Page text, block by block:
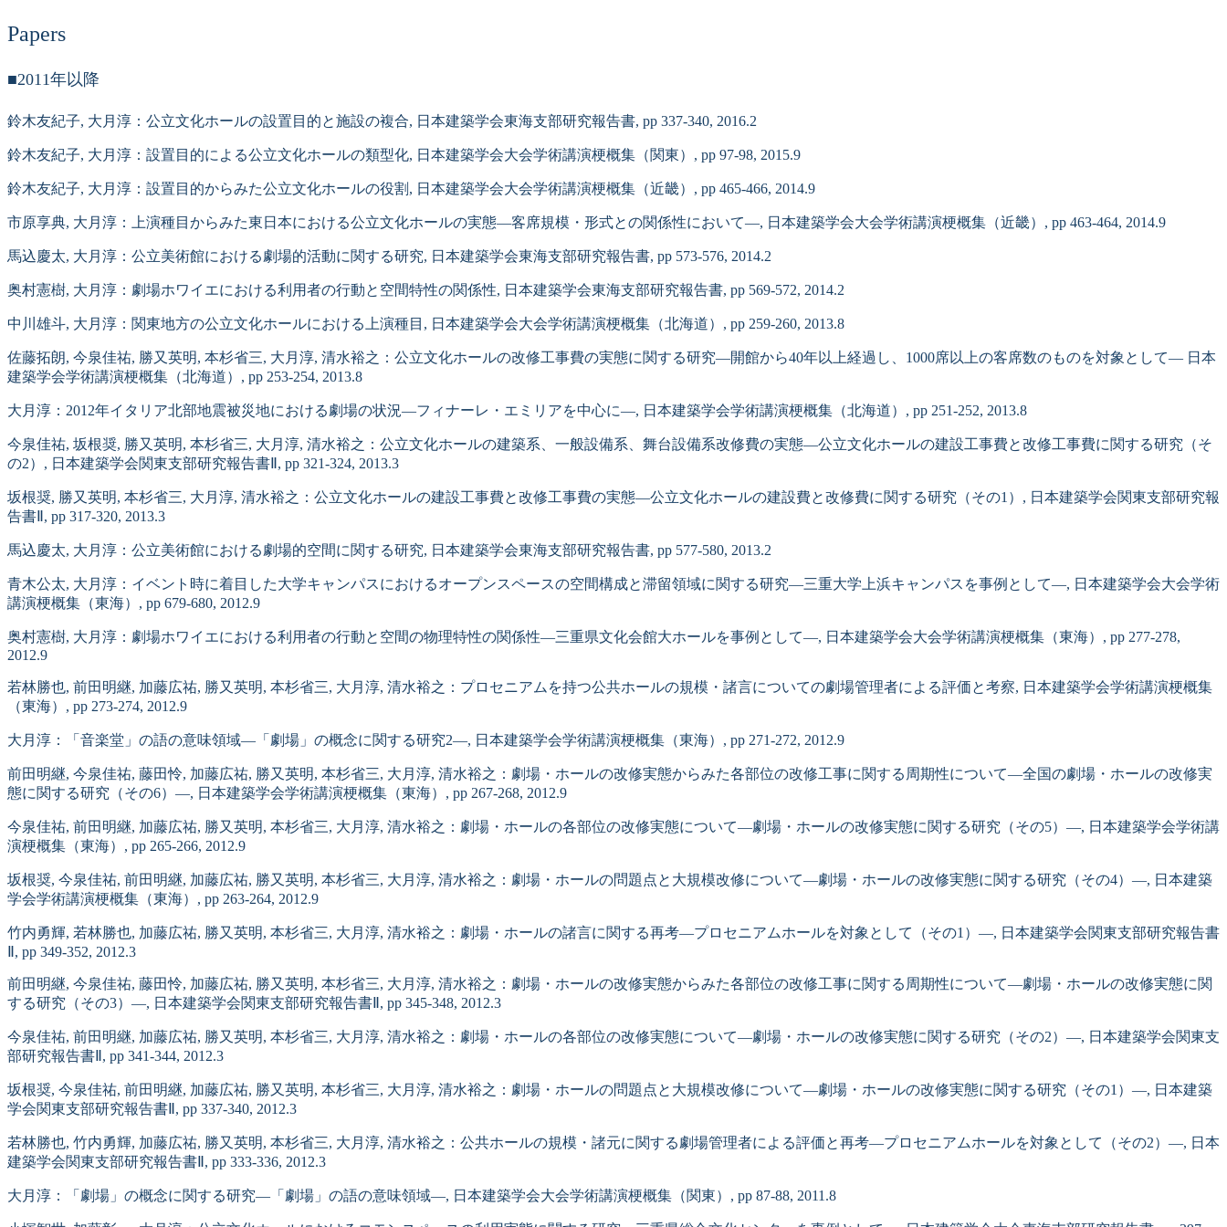
Papers
■2011年以降
鈴木友紀子, 大月淳：公立文化ホールの設置目的と施設の複合, 日本建築学会東海支部研究報告書, pp 337-340, 2016.2
鈴木友紀子, 大月淳：設置目的による公立文化ホールの類型化, 日本建築学会大会学術講演梗概集（関東）, pp 97-98, 2015.9
鈴木友紀子, 大月淳：設置目的からみた公立文化ホールの役割, 日本建築学会大会学術講演梗概集（近畿）, pp 465-466, 2014.9
市原享典, 大月淳：上演種目からみた東日本における公立文化ホールの実態―客席規模・形式との関係性において―, 日本建築学会大会学術講演梗概集（近畿）, pp 463-464, 2014.9
馬込慶太, 大月淳：公立美術館における劇場的活動に関する研究, 日本建築学会東海支部研究報告書, pp 573-576, 2014.2
奥村憲樹, 大月淳：劇場ホワイエにおける利用者の行動と空間特性の関係性, 日本建築学会東海支部研究報告書, pp 569-572, 2014.2
中川雄斗, 大月淳：関東地方の公立文化ホールにおける上演種目, 日本建築学会大会学術講演梗概集（北海道）, pp 259-260, 2013.8
佐藤拓朗, 今泉佳祐, 勝又英明, 本杉省三, 大月淳, 清水裕之：公立文化ホールの改修工事費の実態に関する研究―開館から40年以上経過し、1000席以上の客席数のものを対象として― 日本
建築学会学術講演梗概集（北海道）, pp 253-254, 2013.8
大月淳：2012年イタリア北部地震被災地における劇場の状況―フィナーレ・エミリアを中心に―, 日本建築学会学術講演梗概集（北海道）, pp 251-252, 2013.8
今泉佳祐, 坂根奨, 勝又英明, 本杉省三, 大月淳, 清水裕之：公立文化ホールの建築系、一般設備系、舞台設備系改修費の実態―公立文化ホールの建設工事費と改修工事費に関する研究（そ
の2）, 日本建築学会関東支部研究報告書Ⅱ, pp 321-324, 2013.3
坂根奨, 勝又英明, 本杉省三, 大月淳, 清水裕之：公立文化ホールの建設工事費と改修工事費の実態―公立文化ホールの建設費と改修費に関する研究（その1）, 日本建築学会関東支部研究報
告書Ⅱ, pp 317-320, 2013.3
馬込慶太, 大月淳：公立美術館における劇場的空間に関する研究, 日本建築学会東海支部研究報告書, pp 577-580, 2013.2
青木公太, 大月淳：イベント時に着目した大学キャンパスにおけるオープンスペースの空間構成と滞留領域に関する研究―三重大学上浜キャンパスを事例として―, 日本建築学会大会学術
講演梗概集（東海）, pp 679-680, 2012.9
奥村憲樹, 大月淳：劇場ホワイエにおける利用者の行動と空間の物理特性の関係性―三重県文化会館大ホールを事例として―, 日本建築学会大会学術講演梗概集（東海）, pp 277-278,
2012.9
若林勝也, 前田明継, 加藤広祐, 勝又英明, 本杉省三, 大月淳, 清水裕之：プロセニアムを持つ公共ホールの規模・諸言についての劇場管理者による評価と考察, 日本建築学会学術講演梗概集
（東海）, pp 273-274, 2012.9
大月淳：「音楽堂」の語の意味領域―「劇場」の概念に関する研究2―, 日本建築学会学術講演梗概集（東海）, pp 271-272, 2012.9
前田明継, 今泉佳祐, 藤田怜, 加藤広祐, 勝又英明, 本杉省三, 大月淳, 清水裕之：劇場・ホールの改修実態からみた各部位の改修工事に関する周期性について―全国の劇場・ホールの改修実
態に関する研究（その6）―, 日本建築学会学術講演梗概集（東海）, pp 267-268, 2012.9
今泉佳祐, 前田明継, 加藤広祐, 勝又英明, 本杉省三, 大月淳, 清水裕之：劇場・ホールの各部位の改修実態について―劇場・ホールの改修実態に関する研究（その5）―, 日本建築学会学術講
演梗概集（東海）, pp 265-266, 2012.9
坂根奨, 今泉佳祐, 前田明継, 加藤広祐, 勝又英明, 本杉省三, 大月淳, 清水裕之：劇場・ホールの問題点と大規模改修について―劇場・ホールの改修実態に関する研究（その4）―, 日本建築
学会学術講演梗概集（東海）, pp 263-264, 2012.9
竹内勇輝, 若林勝也, 加藤広祐, 勝又英明, 本杉省三, 大月淳, 清水裕之：劇場・ホールの諸言に関する再考―プロセニアムホールを対象として（その1）―, 日本建築学会関東支部研究報告書
Ⅱ, pp 349-352, 2012.3
前田明継, 今泉佳祐, 藤田怜, 加藤広祐, 勝又英明, 本杉省三, 大月淳, 清水裕之：劇場・ホールの改修実態からみた各部位の改修工事に関する周期性について―劇場・ホールの改修実態に関
する研究（その3）―, 日本建築学会関東支部研究報告書Ⅱ, pp 345-348, 2012.3
今泉佳祐, 前田明継, 加藤広祐, 勝又英明, 本杉省三, 大月淳, 清水裕之：劇場・ホールの各部位の改修実態について―劇場・ホールの改修実態に関する研究（その2）―, 日本建築学会関東支
部研究報告書Ⅱ, pp 341-344, 2012.3
坂根奨, 今泉佳祐, 前田明継, 加藤広祐, 勝又英明, 本杉省三, 大月淳, 清水裕之：劇場・ホールの問題点と大規模改修について―劇場・ホールの改修実態に関する研究（その1）―, 日本建築
学会関東支部研究報告書Ⅱ, pp 337-340, 2012.3
若林勝也, 竹内勇輝, 加藤広祐, 勝又英明, 本杉省三, 大月淳, 清水裕之：公共ホールの規模・諸元に関する劇場管理者による評価と再考―プロセニアムホールを対象として（その2）―, 日本
建築学会関東支部研究報告書Ⅱ, pp 333-336, 2012.3
大月淳：「劇場」の概念に関する研究―「劇場」の語の意味領域―, 日本建築学会大会学術講演梗概集（関東）, pp 87-88, 2011.8